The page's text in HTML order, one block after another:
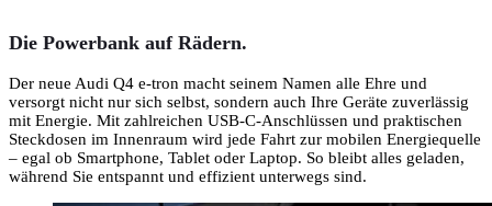
Die Powerbank auf Rädern.
Der neue Audi Q4 e-tron macht seinem Namen alle Ehre und
versorgt nicht nur sich selbst, sondern auch Ihre Geräte zuverlässig
mit Energie. Mit zahlreichen USB-C-Anschlüssen und praktischen
Steckdosen im Innenraum wird jede Fahrt zur mobilen Energiequelle
– egal ob Smartphone, Tablet oder Laptop. So bleibt alles geladen,
während Sie entspannt und effizient unterwegs sind.